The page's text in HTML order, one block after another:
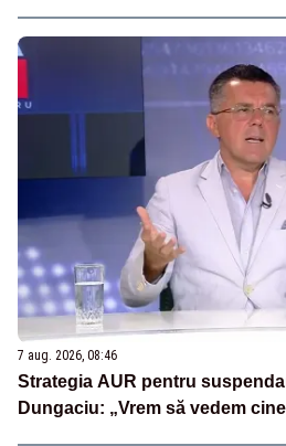
7 aug. 2026, 08:46
Strategia AUR pentru
Dungaciu: „Vrem să vedem